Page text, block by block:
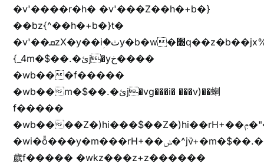
�v'����r�h� �v'���Z��h�+b�}
��bz{^��h�+b�}t�
�v'��ܩzX�y��iؚ�ثy�b�w�׫q��z�b��jx%
{_4m�$��.�ئj�yخ����
�wb���f�����
�wb��m�$��.�ئj�vg���i� ���v)��蝲
f�����
�wb����Z�)hi���$��Z�)hi��rH+��ݦ�"�*'��b�f�rH+��ݦ�"�*'�f�����
�wi�ȭ���y�m���rH+��ݭ�^jٞv+�m�$��.��ޥ
歲f����� �wkz���z+z������